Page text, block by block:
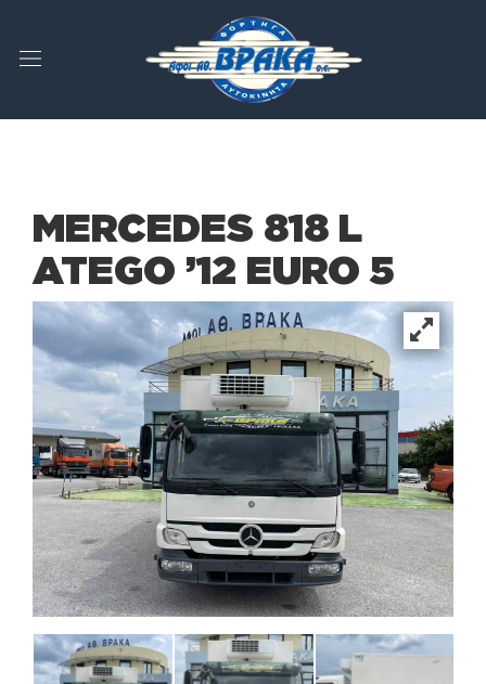
MERCEDES 818 L
ATEGO ’12 EURO 5